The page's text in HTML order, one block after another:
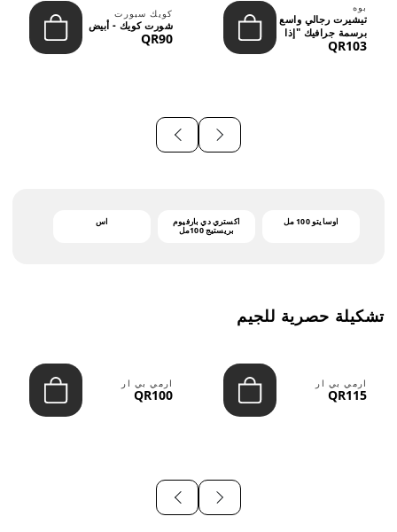
بوه
تيشيرت رجالي واسع
برسمة جرافيك "إذا
لم نُعجبك...
QR103
كويك سبورت
شورت كويك - أبيض
QR90
أوسايتو 100 مل
اكستري دي بارفيوم
بريستيج 100مل
اس
تشكيلة حصرية للجيم
ارمي بي ار
QR115
ارمي بي ار
QR100